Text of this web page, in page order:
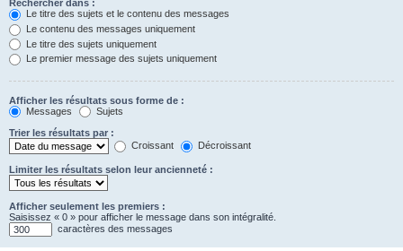
Rechercher dans :
Le titre des sujets et le contenu des messages
Le contenu des messages uniquement
Le titre des sujets uniquement
Le premier message des sujets uniquement
Afficher les résultats sous forme de :
Messages
Sujets
Trier les résultats par :
Croissant
Décroissant
Limiter les résultats selon leur ancienneté :
Afficher seulement les premiers :
Saisissez « 0 » pour afficher le message dans son intégralité.
caractères des messages